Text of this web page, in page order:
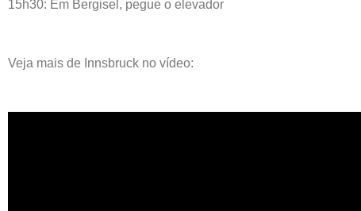
15h30: Em Bergisel, pegue o elevador
Veja mais de Innsbruck no vídeo: